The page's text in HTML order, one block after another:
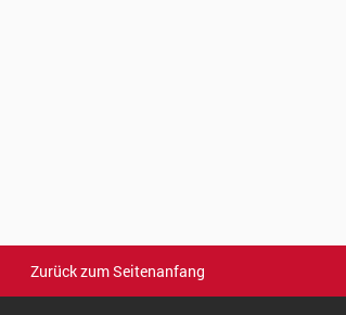
Zurück zum Seitenanfang